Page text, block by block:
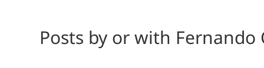
Posts by or with Fernando